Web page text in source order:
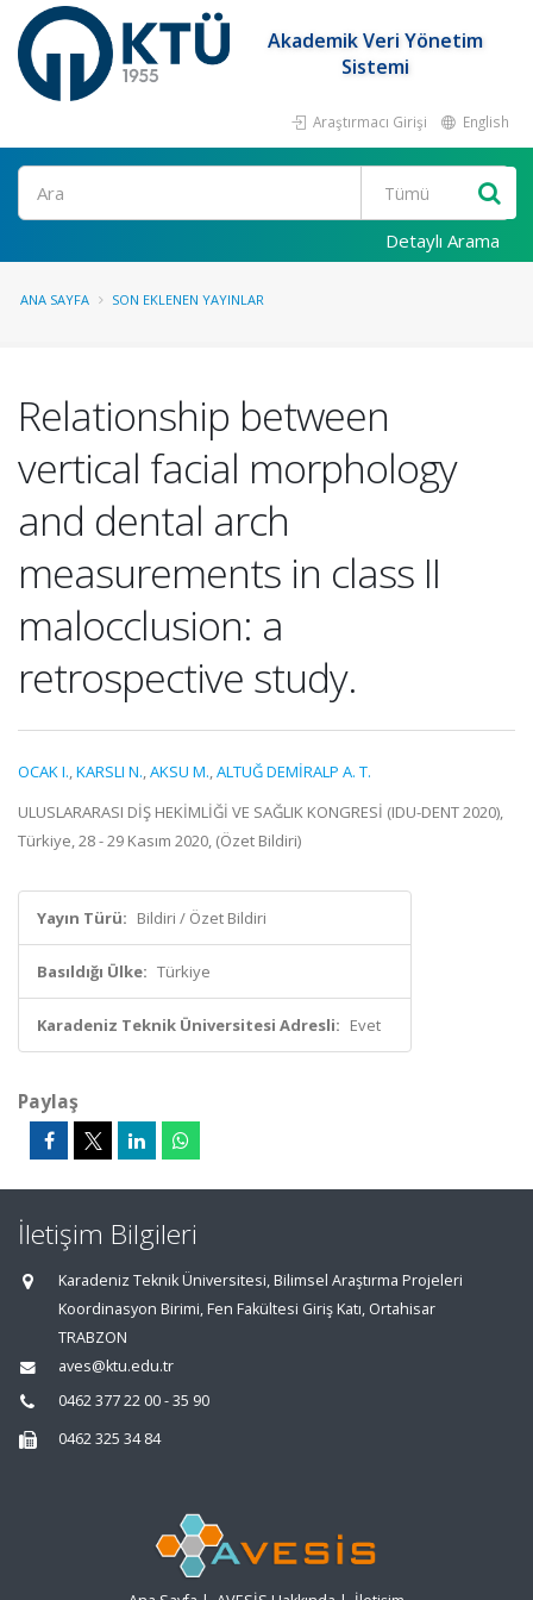
Akademik Veri Yönetim
Sistemi
Araştırmacı Girişi English
Ara
Detaylı Arama
ANA SAYFA SON EKLENEN YAYINLAR
Relationship between
vertical facial morphology
and dental arch
measurements in class II
malocclusion: a
retrospective study.
OCAK I.,KARSLI N.,AKSU M.,ALTUĞ DEMİRALP A. T.
ULUSLARARASI DİŞ HEKİMLİĞİ VE SAĞLIK KONGRESİ (IDU-DENT 2020),
Türkiye, 28 - 29 Kasım 2020, (Özet Bildiri)
Yayın Türü: Bildiri / Özet Bildiri
Basıldığı Ülke: Türkiye
Karadeniz Teknik Üniversitesi Adresli: Evet
Paylaş
İletişim Bilgileri
Karadeniz Teknik Üniversitesi, Bilimsel Araştırma Projeleri
Koordinasyon Birimi, Fen Fakültesi Giriş Katı, Ortahisar
TRABZON
aves@ktu.edu.tr
0462 377 22 00 - 35 90
0462 325 34 84